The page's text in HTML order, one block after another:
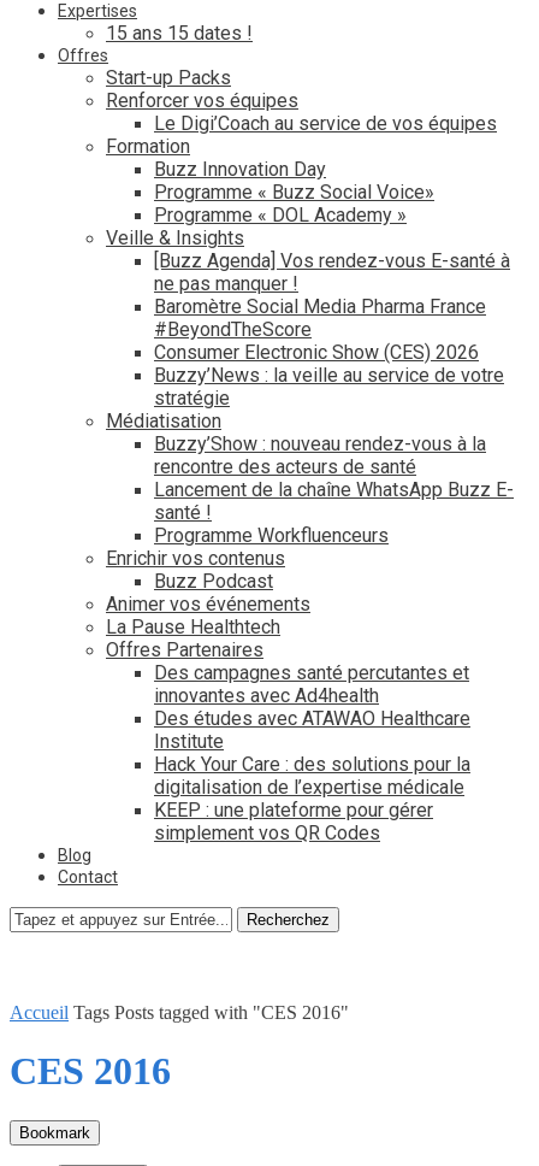
Expertises
15 ans 15 dates !
Offres
Start-up Packs
Renforcer vos équipes
Le Digi’Coach au service de vos équipes
Formation
Buzz Innovation Day
Programme « Buzz Social Voice»
Programme « DOL Academy »
Veille & Insights
[Buzz Agenda] Vos rendez-vous E-santé à
ne pas manquer !
Baromètre Social Media Pharma France
#BeyondTheScore
Consumer Electronic Show (CES) 2026
Buzzy’News : la veille au service de votre
stratégie
Médiatisation
Buzzy’Show : nouveau rendez-vous à la
rencontre des acteurs de santé
Lancement de la chaîne WhatsApp Buzz E-
santé !
Programme Workfluenceurs
Enrichir vos contenus
Buzz Podcast
Animer vos événements
La Pause Healthtech
Offres Partenaires
Des campagnes santé percutantes et
innovantes avec Ad4health
Des études avec ATAWAO Healthcare
Institute
Hack Your Care : des solutions pour la
digitalisation de l’expertise médicale
KEEP : une plateforme pour gérer
simplement vos QR Codes
Blog
Contact
Recherchez
Accueil Tags Posts tagged with "CES 2016"
CES 2016
Bookmark